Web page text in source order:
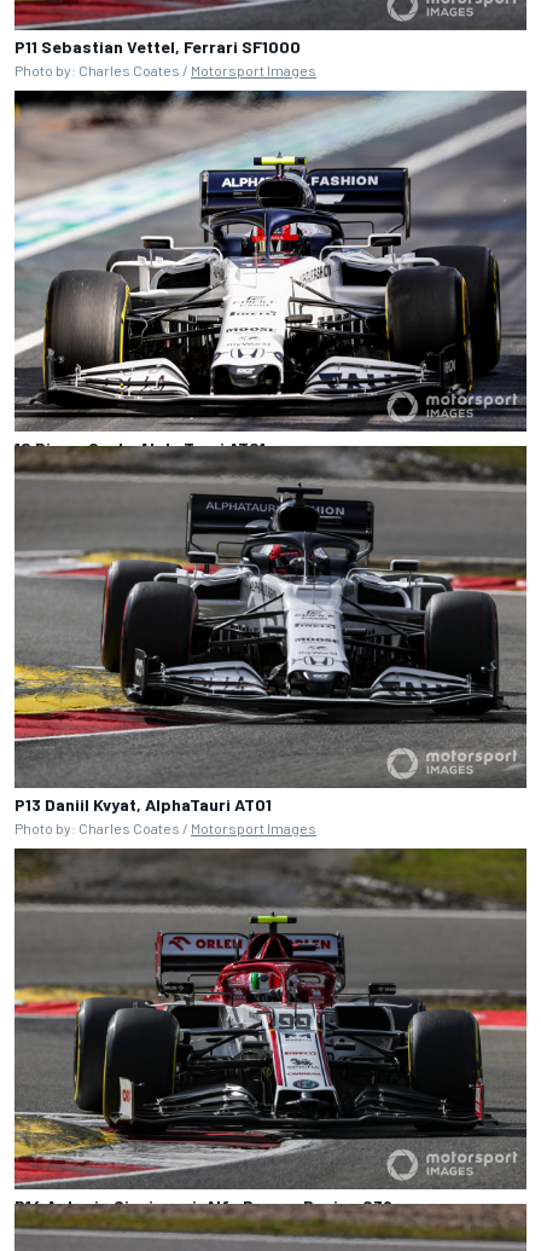
P11 Sebastian Vettel, Ferrari SF1000
Photo by: Charles Coates / Motorsport Images
12 Pierre Gasly, AlphaTauri AT01
Photo by: Glenn Dunbar /Motorsport Images
P13 Daniil Kvyat, AlphaTauri AT01
Photo by: Charles Coates / Motorsport Images
P14 Antonio Giovinazzi, Alfa Romeo Racing C39
Photo by: Charles Coates /Motorsport Images